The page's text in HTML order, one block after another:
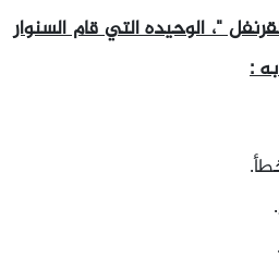
"، الوحيده التي قام السنوار
: